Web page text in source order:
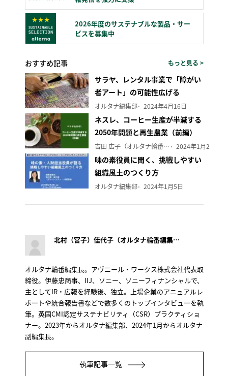
2026年度のサステナブルな製品・サー
ビスを募集中
おすすめ記事 もっと見る >
サラヤ、レンタル事業で「障がい
者アート」の可能性広げる
オルタナ編集部 2024年4月16日
ネスレ、コーヒー生産が半減する
2050年問題と再生農業（前編）
吉田 広子（オルタナ輪番編集長） 2024年1月29日
味の素役員に聞く、挑戦しやすい
組織風土のつくり方
オルタナ編集部 2024年1月5日
北村（宮子）佳代子（オルタナ輪番編集長）
オルタナ輪番編集長。アヴニール・ワークス株式会社代表取
締役。伊藤忠商事、IIJ、ソニー、ソニーフィナンシャルで、
主としてIR・広報を経験後、独立。上場企業のアニュアルレ
ポートや統合報告書などで数多くのトップインタビューを執
筆。英国CMI認定サステナビリティ（CSR）プラクティショ
ナー。2023年からオルタナ編集部、2024年1月からオルタナ
副編集長。
執筆記事一覧